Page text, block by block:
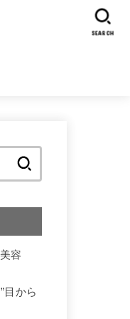
SEARCH
容
目から